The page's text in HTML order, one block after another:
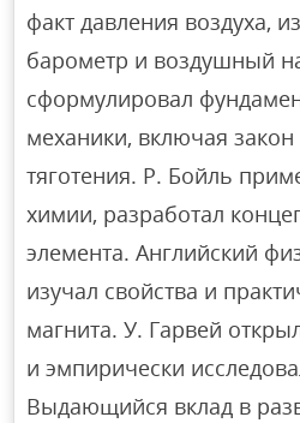
факт давления воздуха,
барометр и воздушный
сформулировал
механики, включая
тяготения. Р. Бойль
химии, разработал
элемента. Английский
изучал свойства и
магнита. У. Гарвей
и эмпирически
Выдающийся вклад в